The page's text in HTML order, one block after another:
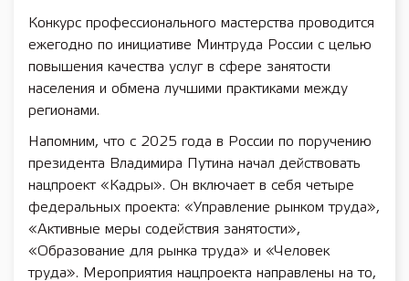
Конкурс профессионального мастерства проводится
ежегодно по инициативе Минтруда России с целью
повышения качества услуг в сфере занятости
населения и обмена лучшими практиками между
регионами.
Напомним, что с 2025 года в России по поручению
президента Владимира Путина начал действовать
нацпроект «Кадры». Он включает в себя четыре
федеральных проекта: «Управление рынком труда»,
«Активные меры содействия занятости»,
«Образование для рынка труда» и «Человек
труда». Мероприятия нацпроекта направлены на то,